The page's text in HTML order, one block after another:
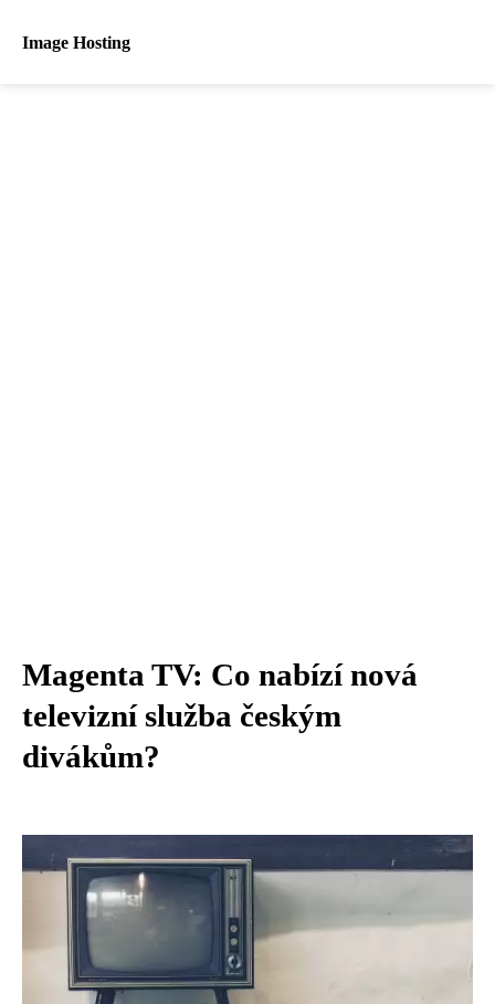
Image Hosting
Magenta TV: Co nabízí nová
televizní služba českým
divákům?